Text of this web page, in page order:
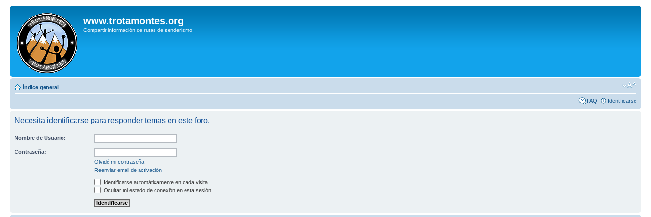
www.trotamontes.org
Compartir información de rutas de senderismo
Índice general
FAQ Identificarse
Necesita identificarse para responder temas en este foro.
Nombre de Usuario:
Contraseña:
Olvidé mi contraseña
Reenviar email de activación
Identificarse automáticamente en cada visita
Ocultar mi estado de conexión en esta sesión